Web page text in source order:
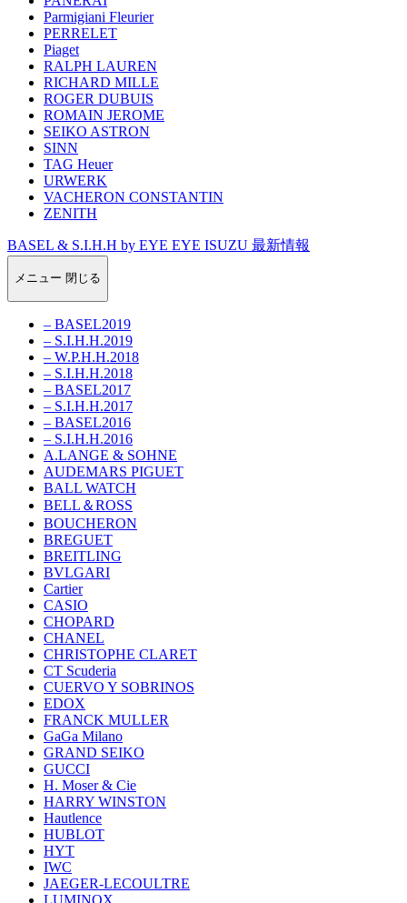
Parmigiani Fleurier
PERRELET
Piaget
RALPH LAUREN
RICHARD MILLE
ROGER DUBUIS
ROMAIN JEROME
SEIKO ASTRON
SINN
TAG Heuer
URWERK
VACHERON CONSTANTIN
ZENITH
BASEL & S.I.H.H by EYE EYE ISUZU 最新情報
メニュー 閉じる
– BASEL2019
– S.I.H.H.2019
– W.P.H.H.2018
– S.I.H.H.2018
– BASEL2017
– S.I.H.H.2017
– BASEL2016
– S.I.H.H.2016
A.LANGE & SOHNE
AUDEMARS PIGUET
BALL WATCH
BELL＆ROSS
BOUCHERON
BREGUET
BREITLING
BVLGARI
Cartier
CASIO
CHOPARD
CHANEL
CHRISTOPHE CLARET
CT Scuderia
CUERVO Y SOBRINOS
EDOX
FRANCK MULLER
GaGa Milano
GRAND SEIKO
GUCCI
H. Moser & Cie
HARRY WINSTON
Hautlence
HUBLOT
HYT
IWC
JAEGER-LECOULTRE
LUMINOX